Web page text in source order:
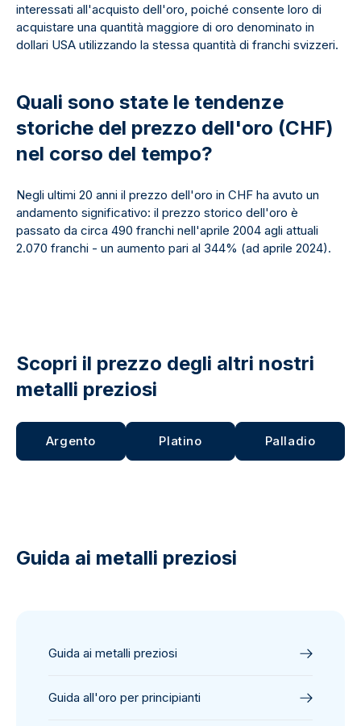
interessati all'acquisto dell'oro, poiché consente loro di
acquistare una quantità maggiore di oro denominato in
dollari USA utilizzando la stessa quantità di franchi svizzeri.
Quali sono state le tendenze
storiche del prezzo dell'oro (CHF)
nel corso del tempo?
Negli ultimi 20 anni il prezzo dell'oro in CHF ha avuto un
andamento significativo: il prezzo storico dell'oro è
passato da circa 490 franchi nell'aprile 2004 agli attuali
2.070 franchi - un aumento pari al 344% (ad aprile 2024).
Scopri il prezzo degli altri nostri
metalli preziosi
Argento Platino Palladio
Guida ai metalli preziosi
Guida ai metalli preziosi
Guida all'oro per principianti